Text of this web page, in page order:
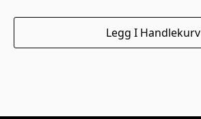
Legg I Handlekurv